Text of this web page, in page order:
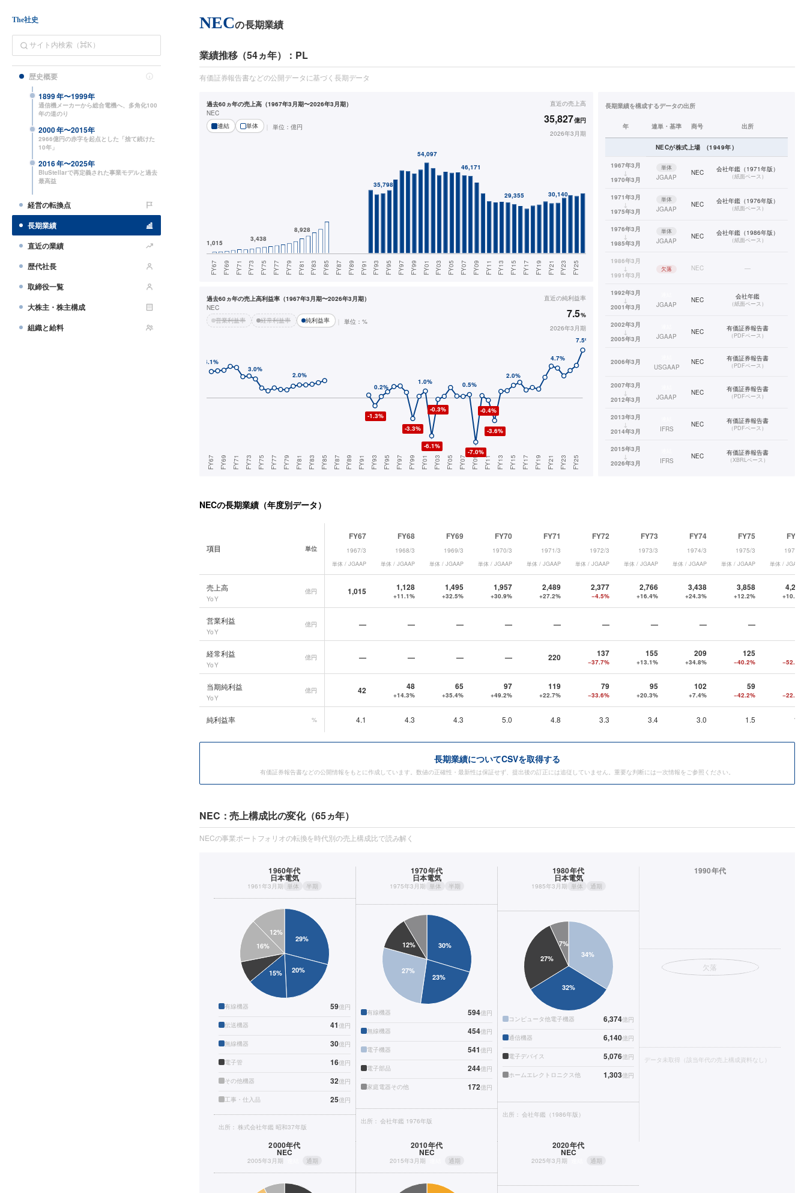
The社史
歴史概要
1899年〜1999年
通信機メーカーから総合電機へ、多角化100
年の道のり
2000年〜2015年
2966億円の赤字を起点とした「捨て続けた
10年」
2016年〜2025年
BluStellarで再定義された事業モデルと過去
最高益
経営の転換点
長期業績
直近の業績
歴代社長
取締役一覧
大株主・株主構成
組織と給料
NECの長期業績
業績推移（54ヵ年）：PL
有価証券報告書などの公開データに基づく長期データ
過去60ヵ年の売上高（1967年3月期〜2026年3月期）
NEC
連結
単体 単位： 億円
直近の売上高
35,827億円
2026年3月期
過去60ヵ年の売上高利益率（1967年3月期〜2026年3月期）
NEC
営業利益率
経常利益率 純利益率 単位：%
直近の純利益率
7.5%
2026年3月期
長期業績を構成するデータの出所
年 連単・基準 商号 出所
NECが株式上場 （1949年）
1967年3月
↓
1970年3月
単体
JGAAP
NEC 会社年鑑（1971年版）
（紙面ベース）
1971年3月
↓
1975年3月
単体
JGAAP
NEC 会社年鑑（1976年版）
（紙面ベース）
1976年3月
↓
1985年3月
単体
JGAAP
NEC 会社年鑑（1986年版）
（紙面ベース）
1986年3月
↓
1991年3月
欠落 NEC —
1992年3月
↓
2001年3月
JGAAP
NEC 会社年鑑
（紙面ベース）
2002年3月
↓
2005年3月
JGAAP
NEC 有価証券報告書
（PDFベース）
2006年3月
USGAAP
NEC 有価証券報告書
（PDFベース）
2007年3月
↓
2012年3月
JGAAP
NEC 有価証券報告書
（PDFベース）
2013年3月
↓
2014年3月
IFRS
NEC 有価証券報告書
（PDFベース）
2015年3月
↓
2026年3月
IFRS
NEC 有価証券報告書
（XBRLベース）
NECの長期業績（年度別データ）
項目 単位
FY67
1967/3
単体 / JGAAP
FY68
1968/3
単体 / JGAAP
FY69
1969/3
単体 / JGAAP
FY70
1970/3
単体 / JGAAP
FY71
1971/3
単体 / JGAAP
FY72
1972/3
単体 / JGAAP
FY73
1973/3
単体 / JGAAP
FY74
1974/3
単体 / JGAAP
FY75
1975/3
単体 / JGAAP
FY76
1976/3
単体 / JGAAP
売上高
YoY
億円 1,015 1,128
+11.1%
1,495
+32.5%
1,957
+30.9%
2,489
+27.2%
2,377
−4.5%
2,766
+16.4%
3,438
+24.3%
3,858
+12.2%
4,274
+10.8%
営業利益
YoY
億円 — — — — — — — — —
経常利益
YoY
億円 — — — — 220 137
−37.7%
155
+13.1%
209
+34.8%
125
−40.2% −52.0%
当期純利益
YoY
億円 42 48
+14.3%
65
+35.4%
97
+49.2%
119
+22.7%
79
−33.6%
95
+20.3%
102
+7.4%
59
−42.2% −22.0%
純利益率 % 4.1 4.3 4.3 5.0 4.8 3.3 3.4 3.0 1.5 1.1
長期業績についてCSVを取得する
有価証券報告書などの公開情報をもとに作成しています。数値の正確性・最新性は保証せず、提出後の訂正には追従していません。重要な判断には一次情報をご参照ください。
NEC：売上構成比の変化（65ヵ年）
NECの事業ポートフォリオの転換を時代別の売上構成比で読み解く
1960年代
日本電気
1961年3月期 単体 半期
有線機器 59億円
伝送機器 41億円
無線機器 30億円
電子管 16億円
その他機器 32億円
工事・仕入品 25億円
出所： 株式会社年鑑 昭和37年版
1970年代
日本電気
1975年3月期 単体 半期
有線機器 594億円
無線機器 454億円
電子機器 541億円
電子部品 244億円
家庭電器その他 172億円
出所： 会社年鑑 1976年版
1980年代
日本電気
1985年3月期 単体 通期
コンピュータ他電子機器 6,374億円
通信機器 6,140億円
電子デバイス 5,076億円
ホームエレクトロニクス他 1,303億円
出所： 会社年鑑（1986年版）
1990年代
欠落
データ未取得（該当年代の売上構成資料なし）
2000年代
NEC
2005年3月期 通期
2010年代
NEC
2015年3月期 通期
2020年代
NEC
2025年3月期 通期